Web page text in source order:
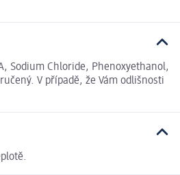
Sodium Chloride, Phenoxyethanol,
V případě, že Vám odlišnosti